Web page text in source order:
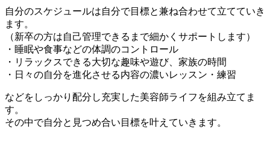
自分のスケジュールは自分で目標と兼ね合わせて立てていき
ます。
（新卒の方は自己管理できるまで細かくサポートします）
・睡眠や食事などの体調のコントロール
・リラックスできる大切な趣味や遊び、家族の時間
・日々の自分を進化させる内容の濃いレッスン・練習
などをしっかり配分し充実した美容師ライフを組み立てま
す。
その中で自分と見つめ合い目標を叶えていきます。